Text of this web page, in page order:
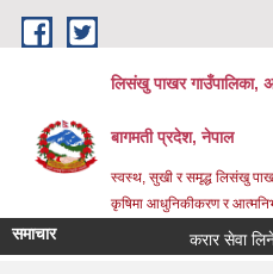
Skip to main content
लिसंखु पाखर गाउँपालिका,
बागमती प्रदेश, नेपाल
स्वस्थ, सुखी र समृद्ध लिसंखु
कृषिमा आधुनिकीकरण र
समाचार करार सेवा लिने